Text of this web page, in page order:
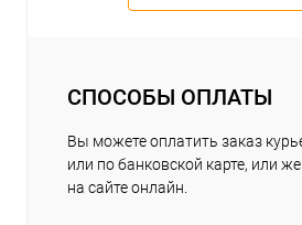
СПОСОБЫ ОПЛАТЫ
Вы можете оплатить заказ
или по банковской карте, или
на сайте онлайн.